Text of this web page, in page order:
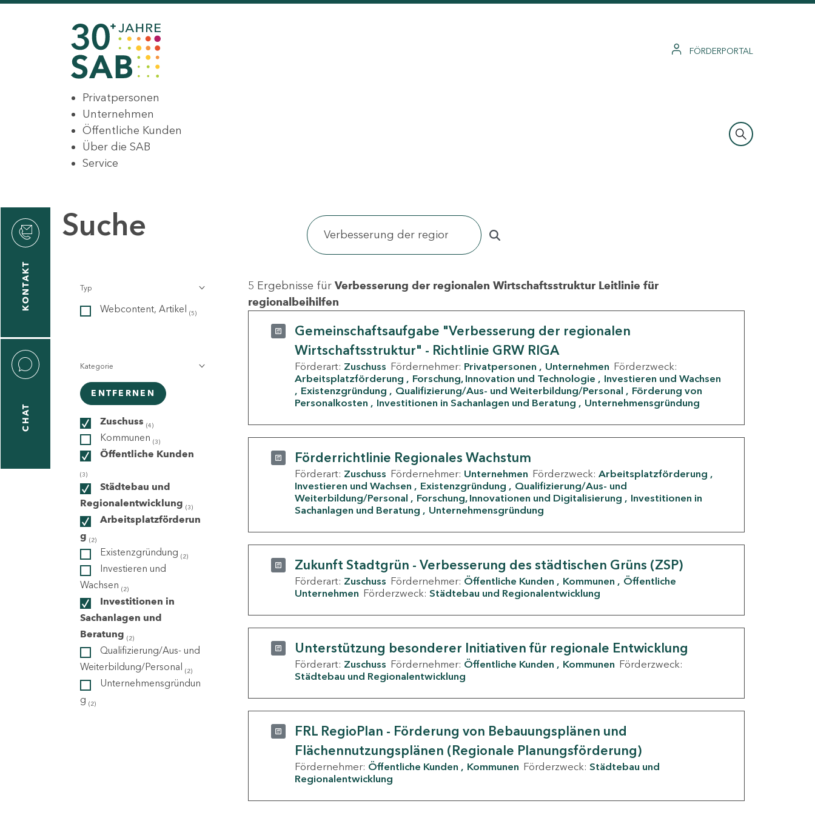
FÖRDERPORTAL
Privatpersonen
Unternehmen
Öffentliche Kunden
Über die SAB
Service
KONTAKT
CHAT
Suche
Typ
Webcontent, Artikel (5)
Kategorie
ENTFERNEN
Zuschuss (4)
Kommunen (3)
Öffentliche Kunden
(3)
Städtebau und
Regionalentwicklung (3)
Arbeitsplatzförderun
g (2)
Existenzgründung (2)
Investieren und
Wachsen (2)
Investitionen in
Sachanlagen und
Beratung (2)
Qualifizierung/Aus- und
Weiterbildung/Personal (2)
Unternehmensgründun
g (2)
5 Ergebnisse für Verbesserung der regionalen Wirtschaftsstruktur Leitlinie für
regionalbeihilfen
Gemeinschaftsaufgabe "Verbesserung der regionalen
Wirtschaftsstruktur" - Richtlinie GRW RIGA
Förderart: Zuschuss Fördernehmer: Privatpersonen Unternehmen Förderzweck:
Arbeitsplatzförderung
Forschung, Innovation und Technologie
Investieren und Wachsen
Existenzgründung
Qualifizierung/Aus- und Weiterbildung/Personal
Förderung von
Personalkosten
Investitionen in Sachanlagen und Beratung Unternehmensgründung
Förderrichtlinie Regionales Wachstum
Förderart: Zuschuss Fördernehmer: Unternehmen Förderzweck: Arbeitsplatzförderung
Investieren und Wachsen
Existenzgründung
Qualifizierung/Aus- und
Weiterbildung/Personal
Forschung, Innovationen und Digitalisierung
Investitionen in
Sachanlagen und Beratung
Unternehmensgründung
Zukunft Stadtgrün - Verbesserung des städtischen Grüns (ZSP)
Förderart: Zuschuss Fördernehmer: Öffentliche Kunden Kommunen
Öffentliche
Unternehmen Förderzweck: Städtebau und Regionalentwicklung
Unterstützung besonderer Initiativen für regionale Entwicklung
Förderart: Zuschuss Fördernehmer: Öffentliche Kunden Kommunen Förderzweck:
Städtebau und Regionalentwicklung
FRL RegioPlan - Förderung von Bebauungsplänen und
Flächennutzungsplänen (Regionale Planungsförderung)
Fördernehmer: Öffentliche Kunden Kommunen Förderzweck: Städtebau und
Regionalentwicklung